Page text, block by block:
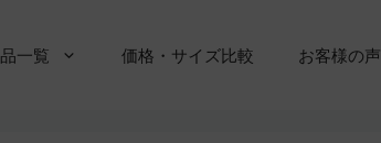
一覧 価格・サイズ比較 お客様の声